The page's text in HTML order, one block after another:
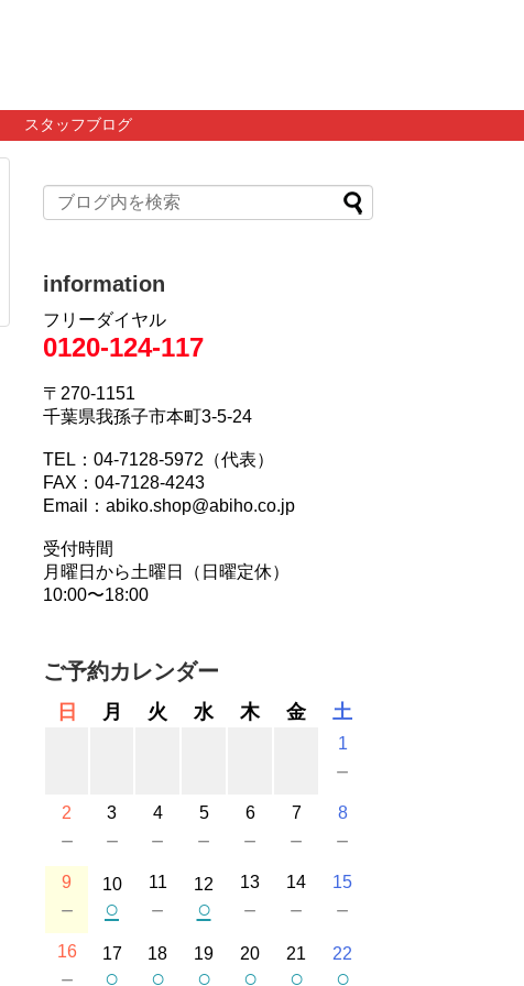
スタッフブログ
information
フリーダイヤル
0120-124-117
〒270-1151
千葉県我孫子市本町3-5-24
TEL：04-7128-5972（代表）
FAX：04-7128-4243
Email：abiko.shop@abiho.co.jp
受付時間
月曜日から土曜日（日曜定休）
10:00〜18:00
ご予約カレンダー
日 月 火 水 木 金 土
1
－
2
－
3
－
4
－
5
－
6
－
7
－
8
－
9
－
10
○
11
－
12
○
13
－
14
－
15
－
16
－
17
○
18
○
19
○
20
○
21
○
22
○